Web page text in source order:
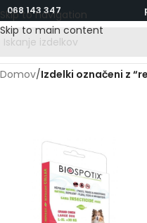
Skip to navigation
Skip to main content
068 143 347
Domov/Izdelki označeni z